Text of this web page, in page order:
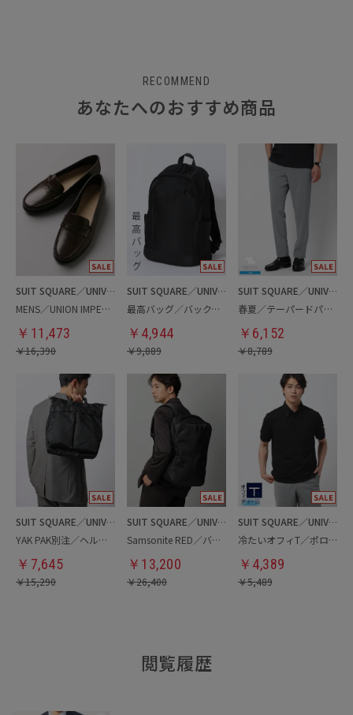
RECOMMEND
あなたへのおすすめ商品
SUIT SQUARE／UNIVERSAL LANGUAGE
MENS／UNION IMPERIAL監修／コインローファー
￥ 11,473
￥16,390
SUIT SQUARE／UNIVERSAL LANGUAGE
最高バッグ／バックパック
￥ 4,944
￥9,889
SUIT SQUARE／UNIVERSAL LANGUAGE
春夏／テーパードパンツ
￥ 6,152
￥8,789
SUIT SQUARE／UNIVERSAL LANGUAGE
YAK PAK別注／ヘルメットバッグ
￥ 7,645
￥15,290
SUIT SQUARE／UNIVERSAL LANGUAGE
Samsonite RED／バックパック
￥ 13,200
￥26,400
SUIT SQUARE／UNIVERSAL LANGUAGE
冷たいオフィT／ポロシャツ
￥ 4,389
￥5,489
閲覧履歴